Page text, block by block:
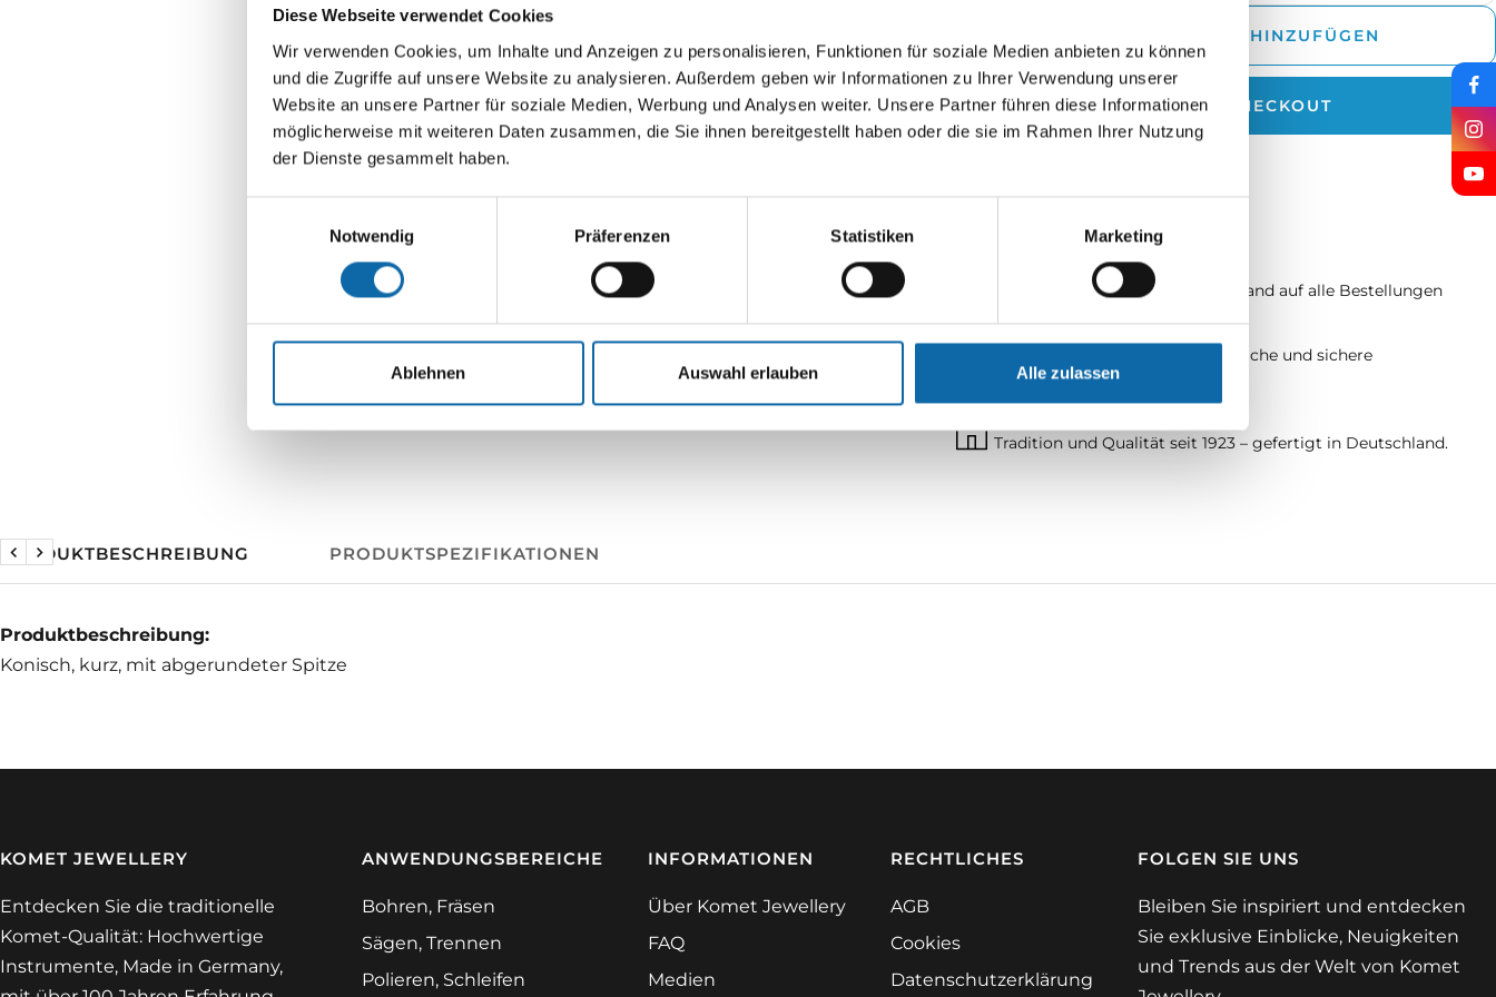
Diese Webseite verwendet Cookies
Wir verwenden Cookies, um Inhalte und Anzeigen zu personalisieren, Funktionen für soziale Medien anbieten zu können
und die Zugriffe auf unsere Website zu analysieren. Außerdem geben wir Informationen zu Ihrer Verwendung unserer
Website an unsere Partner für soziale Medien, Werbung und Analysen weiter. Unsere Partner führen diese Informationen
möglicherweise mit weiteren Daten zusammen, die Sie ihnen bereitgestellt haben oder die sie im Rahmen Ihrer Nutzung
der Dienste gesammelt haben.
Notwendig
Präferenzen Statistiken Marketing
Ablehnen Auswahl erlauben Alle zulassen
ZUM WARENKORB HINZUFÜGEN
JETZT ZUM CHECKOUT
Schneller Versand
Schneller und zuverlässiger Versand auf alle Bestellungen
Ihre Daten sind geschützt – einfache und sichere
Zahlungsmethoden.
Tradition und Qualität seit 1923 – gefertigt in Deutschland.
PRODUKTBESCHREIBUNG PRODUKTSPEZIFIKATIONEN
Zurück
Weiter
Produktbeschreibung:
Konisch, kurz, mit abgerundeter Spitze
KOMET JEWELLERY
Entdecken Sie die traditionelle
Komet-Qualität: Hochwertige
Instrumente, Made in Germany,
ANWENDUNGSBEREICHE
Bohren, Fräsen
Sägen, Trennen
Polieren, Schleifen
INFORMATIONEN
Über Komet Jewellery
FAQ
Medien
RECHTLICHES
AGB
Cookies
Datenschutzerklärung
FOLGEN SIE UNS
Bleiben Sie inspiriert und entdecken
Sie exklusive Einblicke, Neuigkeiten
und Trends aus der Welt von Komet